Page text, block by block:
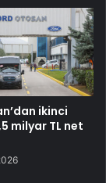
ikinci
milyar TL net